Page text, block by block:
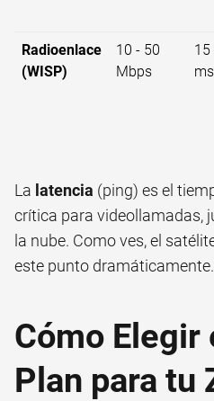
Radioenlace
(WISP)
10 - 50
Mbps
15
ms
La latencia (ping) es el
crítica para videollamadas,
la nube. Como ves, el
este punto dramáticamente.
Cómo Elegir
Plan para tu